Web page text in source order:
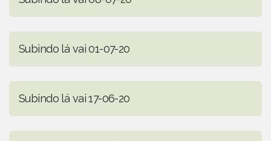
Subindo lá vai 01-07-20
Subindo lá vai 17-06-20